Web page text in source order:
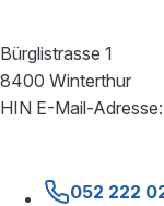
Bürglistrasse 1
8400 Winterthur
HIN E-Mail-Adresse:
052 222